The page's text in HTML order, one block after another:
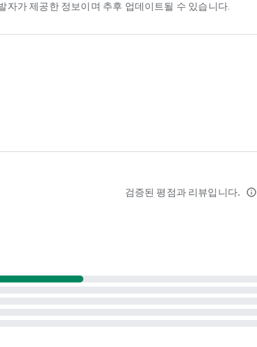
자가 제공한 정보이며 추후 업데이트될 수 있습니다.
검증된 평점과 리뷰입니다. info_outline